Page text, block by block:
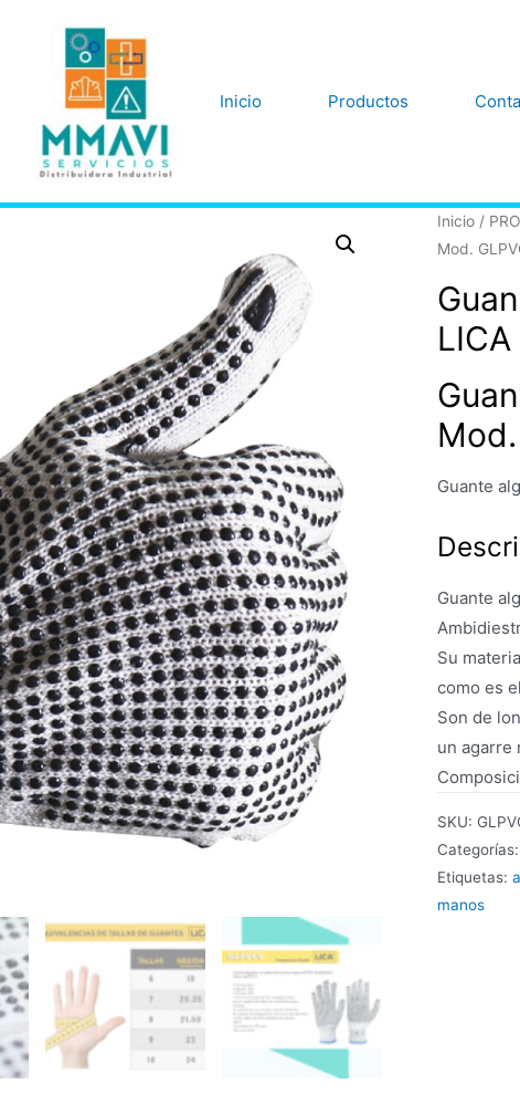
Inicio Productos
Inicio /
Mod.
Guante
Guante
Su
como es
Son de
un agarre
SKU:
Etiquetas:
manos